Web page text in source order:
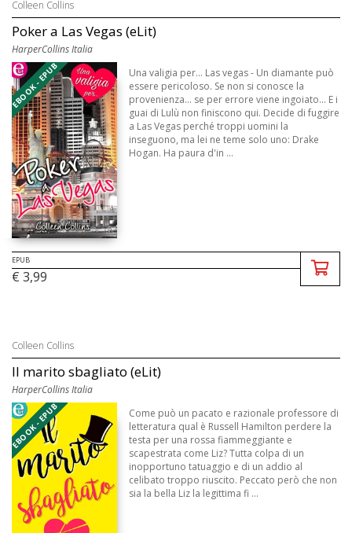
Colleen Collins
Poker a Las Vegas (eLit)
HarperCollins Italia
EBOOK - EPUB
Una valigia per... Las vegas - Un diamante può
essere pericoloso. Se non si conosce la
provenienza... se per errore viene ingoiato... E i
guai di Lulù non finiscono qui. Decide di fuggire
a Las Vegas perché troppi uomini la
inseguono, ma lei ne teme solo uno: Drake
Hogan. Ha paura d'in ...
EPUB
€ 3,99
Colleen Collins
Il marito sbagliato (eLit)
HarperCollins Italia
EBOOK - EPUB
Come può un pacato e razionale professore di
letteratura qual è Russell Hamilton perdere la
testa per una rossa fiammeggiante e
scapestrata come Liz? Tutta colpa di un
inopportuno tatuaggio e di un addio al
celibato troppo riuscito. Peccato però che non
sia la bella Liz la legittima fi ...